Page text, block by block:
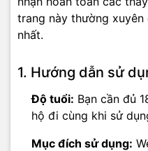
trang này thường
nhất.
1. Hướng dẫn sử
Độ tuổi: Bạn cần đủ
hộ đi cùng khi sử
Mục đích sử dụng: